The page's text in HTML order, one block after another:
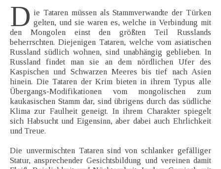
D ie Tataren müssen als Stammverwandte der Türken
gelten, und sie waren es, welche in Verbindung mit
den Mongolen einst den größten Teil Russlands
beherrschten. Diejenigen Tataren, welche vom asiatischen
Russland südlich wohnen, sind unabhängig geblieben. In
Russland findet man sie an dem nördlichen Ufer des
Kaspischen und Schwarzen Meeres bis tief nach Asien
hinein. Die Tataren der Krim bieten in ihrem Typus alle
Übergangs-Modifikationen vom mongolischen zum
kaukasischen Stamm dar, sind übrigens durch das südliche
Klima zur Faulheit geneigt. In ihrem Charakter spiegelt
sich Habsucht und Eigensinn, aber dabei auch Ehrlichkeit
und Treue.
Die unvermischten Tataren sind von schlanker gefälliger
Statur, ansprechender Gesichtsbildung und vereinen damit